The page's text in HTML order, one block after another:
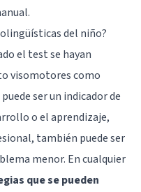
del niño?
el test se hayan
visomotores como
ser un indicador de
o el aprendizaje,
también puede ser
menor. En cualquier
que se pueden